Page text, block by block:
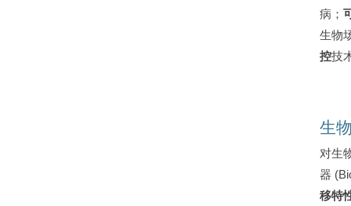
病；
生物
控技
生
对生
器
移特